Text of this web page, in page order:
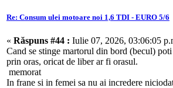
Re: Consum ulei motoare noi 1,6 TDI - EURO 5/6
« Răspuns #44 : Iulie 07, 2026, 03:06:05
Cand se stinge martorul din bord (becul)
prin oras, oricat de liber ar fi orasul.
memorat
In frane si in femei sa nu ai incredere